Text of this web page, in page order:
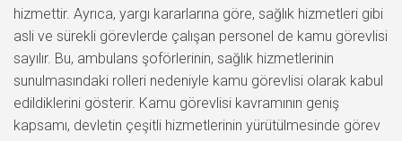
hizmettir. Ayrıca, yargı kararlarına göre, sağlık hizmetleri gibi
asli ve sürekli görevlerde çalışan personel de kamu görevlisi
sayılır. Bu, ambulans şoförlerinin, sağlık hizmetlerinin
sunulmasındaki rolleri nedeniyle kamu görevlisi olarak kabul
edildiklerini gösterir. Kamu görevlisi kavramının geniş
kapsamı, devletin çeşitli hizmetlerinin yürütülmesinde görev